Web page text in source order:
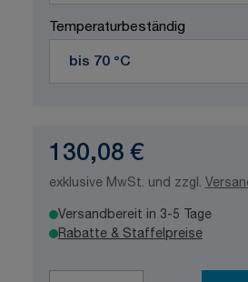
Temperaturbeständig
130,08 €
exklusive MwSt. und zzgl.
Versandbereit in 3-5 Tage
Rabatte & Staffelpreise